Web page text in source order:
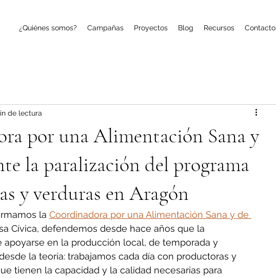
¿Quiénes somos? Campañas Proyectos Blog Recursos Contacto
por una Alimentación Sana y
la paralización del programa
y verduras en Aragón
de lectura
la Coordinadora por una Alimentación Sana y de
Cívica, defendemos desde hace años que la
en la producción local, de temporada y
la teoría: trabajamos cada día con productoras y
tienen la capacidad y la calidad necesarias para